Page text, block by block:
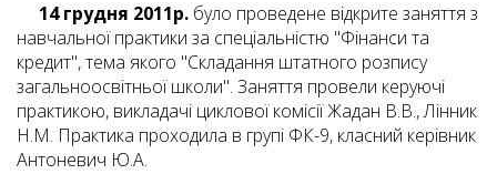
14 грудня 2011р. було проведене відкрите заняття з
навчальної практики за спеціальністю "Фінанси та
кредит", тема якого "Складання штатного розпису
загальноосвітньої школи". Заняття провели керуючі
практикою, викладачі циклової комісії Жадан В.В., Лінник
Н.М. Практика проходила в групі ФК-9, класний керівник
Антоневич Ю.А.